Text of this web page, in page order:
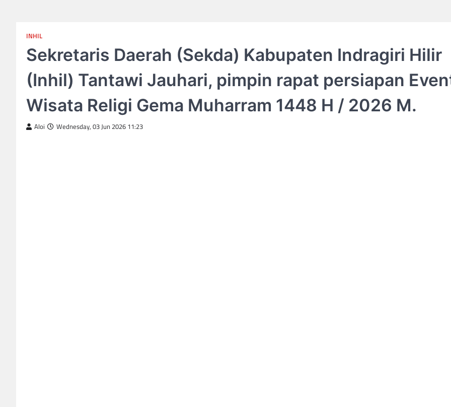
INHIL
Sekretaris Daerah (Sekda) Kabupaten Indragiri Hilir
(Inhil) Tantawi Jauhari, pimpin rapat persiapan
Wisata Religi Gema Muharram 1448 H / 2026 M.
Aloi Wednesday, 03 Jun 2026 11:23